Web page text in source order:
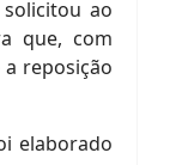
ao
que, com
reposição
elaborado